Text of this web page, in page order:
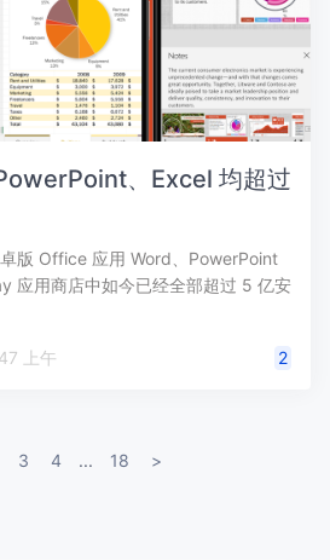
、Excel 均超过
版 Office 应用 Word、PowerPoint
应用商店中如今已经全部超过 5 亿安
8 月 27 日, 8:47 上午 2
3 4 ... 18 >